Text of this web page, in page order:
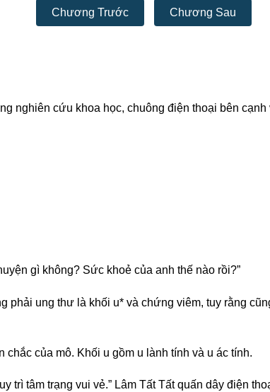
Chương Trước Chương Sau
nghiên cứu khoa học, chuông điện thoại bên
gì không? Sức khoẻ của anh thế nào rồi?”
phải ung thư là khối u* và chứng viêm, tuy rằng
của mô. Khối u gồm u lành tính và u ác tính.
trì tâm trạng vui vẻ.” Lâm Tất Tất quấn dây điện